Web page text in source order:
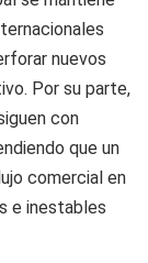
nuevos
Por su parte,
con
que un
comercial en
e inestables